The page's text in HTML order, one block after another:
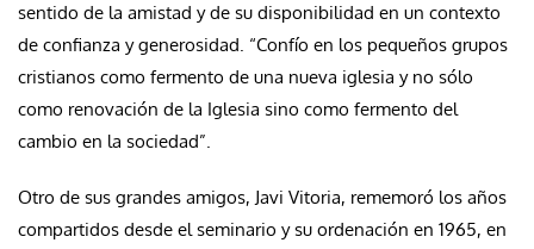
sentido de la amistad y de su disponibilidad en un contexto
de confianza y generosidad. “Confío en los pequeños grupos
cristianos como fermento de una nueva iglesia y no sólo
como renovación de la Iglesia sino como fermento del
cambio en la sociedad”.
Otro de sus grandes amigos, Javi Vitoria, rememoró los años
compartidos desde el seminario y su ordenación en 1965, en